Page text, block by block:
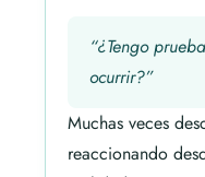
“¿Tengo
ocurrir?”
Muchas veces
reaccionando